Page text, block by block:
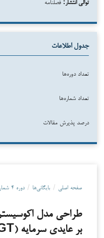
جدول اطلاعات
تعداد دوره‌ها
تعداد شماره‌ها
درصد پذیرش مقالات
صفحه اصلی / بایگانی‌ها / دوره ۴ شماره ۲ (۱۴۰۵): تیر ۱۴۰۵
طراحی مدل